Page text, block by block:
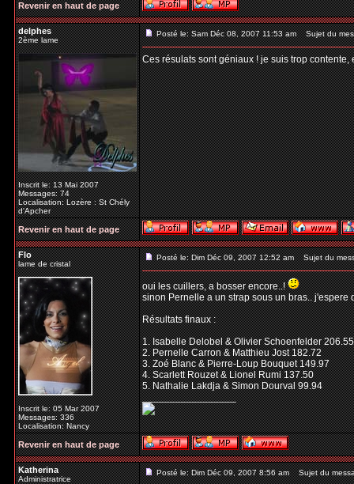
Revenir en haut de page
delphes
2ème lame
Inscrit le: 13 Mai 2007
Messages: 74
Localisation: Lozère : St Chély
d'Apcher
Posté le: Sam Déc 08, 2007 11:53 am Sujet du
Ces résulats sont géniaux ! je suis trop
Revenir en haut de page
Flo
lame de cristal
Inscrit le: 05 Mar 2007
Messages: 336
Localisation: Nancy
Posté le: Dim Déc 09, 2007 12:52 am Sujet du
oui les cuillers, a bosser encore..!
sinon Pernelle a un strap sous un bras.. j'espere
Résultats finaux :
1. Isabelle Delobel & Olivier Schoenfelder 206.55
2. Pernelle Carron & Matthieu Jost 182.72
3. Zoé Blanc & Pierre-Loup Bouquet 149.97
4. Scarlett Rouzet & Lionel Rumi 137.50
5. Nathalie Lakdja & Simon Dourval 99.94
_________________
Revenir en haut de page
Katherina
Administratrice
Posté le: Dim Déc 09, 2007 8:56 am Sujet du